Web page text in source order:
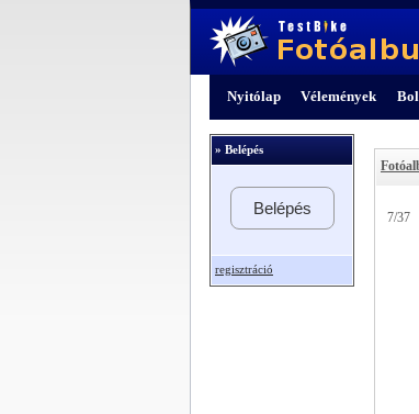
Nyitólap Vélemények
» Belépés
Belépés
regisztráció
7/37